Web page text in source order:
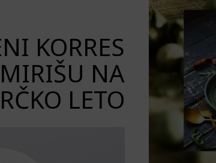
KORRES
NA
LETO